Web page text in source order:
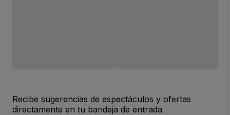
Recibe sugerencias de espectáculos y ofertas
directamente en tu bandeja de entrada